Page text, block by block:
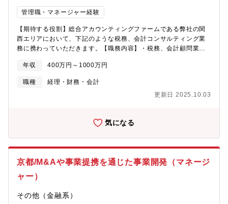
管理職・マネージャー経験
【期待する役割】総合アカウンティングファームである弊社の関
西エリアにおいて、下記のような税務、会計コンサルティング業
務に携わっていただきます。【職務内容】・税務、会計顧問業
法務、ビジネス）アドバイザリー・医療機関税務サポート・国際
税務業務・株価算定・税務調査対応 等【魅力】・関西エリアは
大阪・京都・広島の3拠点で構成されており、九州を除く西日本を
カバーしています。・明るく、活気あふれており、些細なことで
由な社風です。【募集背景】増員募集【組織構成】税務系コンサ
タント（人事・システム・M＆A・国際）25 名サポートスタッ
残業時間：月平均10～20時間程度リモートワーク比率：週1～2日
程度【キャリアパス】入社後目下は関西エリアのクライアントに
希望があれば、M&AやIPOなどその他幅広い業務に携わることが
年収 400万円～1000万円
職種
経理・財務・会計
更新日 2025.10.03
気になる
京都/M&Aや事業提携を通じた事業開発（マネージ
ャー）
その他（金融系）